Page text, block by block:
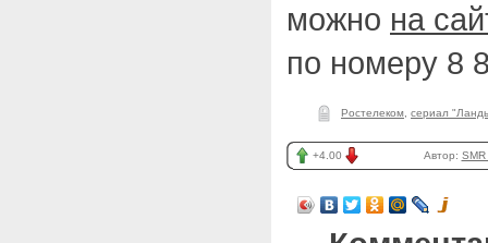
можно на
по номеру 8
Ростелеком сериал
+4.00 Автор: